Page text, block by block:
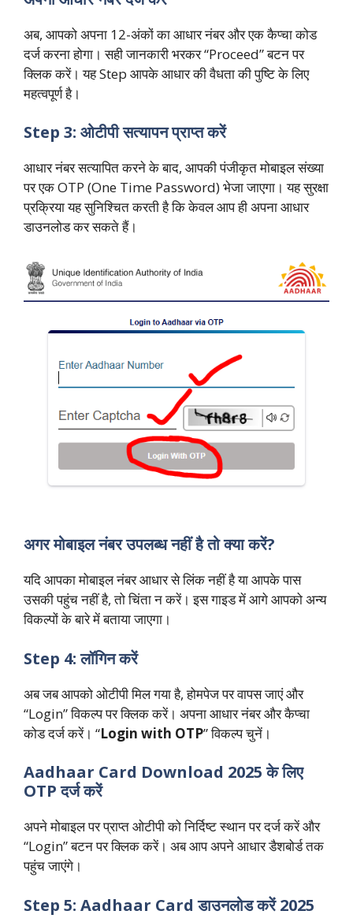
अब, आपको अपना 12-अंकों का आधार नंबर और एक कैप्चा कोड
दर्ज करना होगा। सही जानकारी भरकर “Proceed” बटन पर
क्लिक करें। यह Step आपके आधार की वैधता की पुष्टि के लिए
महत्वपूर्ण है।
Step 3: ओटीपी सत्यापन प्राप्त करें
आधार नंबर सत्यापित करने के बाद, आपकी पंजीकृत मोबाइल संख्या
पर एक OTP (One Time Password) भेजा जाएगा। यह सुरक्षा
प्रक्रिया यह सुनिश्चित करती है कि केवल आप ही अपना आधार
डाउनलोड कर सकते हैं।
अगर मोबाइल नंबर उपलब्ध नहीं है तो क्या करें?
यदि आपका मोबाइल नंबर आधार से लिंक नहीं है या आपके पास
उसकी पहुंच नहीं है, तो चिंता न करें। इस गाइड में आगे आपको अन्य
विकल्पों के बारे में बताया जाएगा।
Step 4: लॉगिन करें
अब जब आपको ओटीपी मिल गया है, होमपेज पर वापस जाएं और
“Login” विकल्प पर क्लिक करें। अपना आधार नंबर और कैप्चा
कोड दर्ज करें। “Login with OTP” विकल्प चुनें।
Aadhaar Card Download 2025 के लिए
OTP दर्ज करें
अपने मोबाइल पर प्राप्त ओटीपी को निर्दिष्ट स्थान पर दर्ज करें और
“Login” बटन पर क्लिक करें। अब आप अपने आधार डैशबोर्ड तक
पहुंच जाएंगे।
Step 5: Aadhaar Card डाउनलोड करें 2025